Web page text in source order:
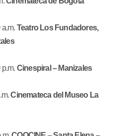
a.m. Teatro Los Fundadores,
p.m. Cinespiral – Manizales
Cinemateca del Museo La